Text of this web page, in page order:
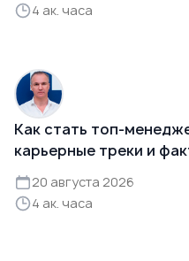
4 ак. часа
Как стать топ-
карьерные треки и
20 августа 2026
4 ак. часа